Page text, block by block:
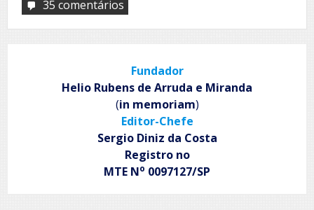
35 comentários
na
Fundador
Helio Rubens de Arruda e Miranda
(in memoriam)
Editor-Chefe
Sergio Diniz da Costa
Registro no
MTE No 0097127/SP